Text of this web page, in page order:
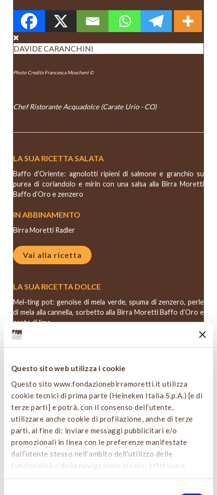
Questo sito web utilizza i cookie
Questo sito www.fondazionebirramoretti.it utilizza
cookie tecnici di prima parte (Heineken Italia S.p.A.) [e di
terze parti] e potrà, con il consenso dell’utente,
utilizzare anche cookie di profilazione, anche di terze
parti, al fine di: inviare messaggi pubblicitari e/o
promozionali in linea con le preferenze manifestate
dall’utente stesso nell’ambito dell’utilizzo delle
funzionalità e della navigazione in rete; effettuare
analisi e monitoraggio dei comportamenti dell’utente.
DAVIDE CARANCHINI
Photo Credits Francesca Moscheni ©
Chef Ristorante Acquadolce (Carate Urio - CO)
LA SUA RICETTA SALATA
Baffo d’Oriente: agnolotti ripieni di salmone e granchio su
purea di coriandolo e mirin con una salsa alla Birra Moretti
Baffo d’Oro e zenzero
IN ABBINAMENTO
Birra Moretti Radler
Vai alla ricetta
LA SUA RICETTA DOLCE
Mel-ting pot: genoise di mela verde, spuma di zenzero, perle
di mela alla cannella, sorbetto alla Birra Moretti Baffo d’Oro e
zeste di lime
Vai alla ricetta
STEFANO CIPOLLINI
Photo Credits Francesca Moscheni ©